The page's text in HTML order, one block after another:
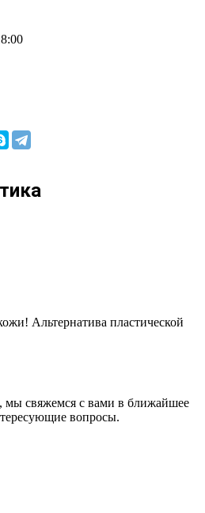
Альтернатива пластической
мы свяжемся с вами в ближайшее
вопросы.